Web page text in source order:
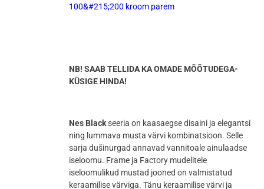
100&#215;200 kroom parem
NB! SAAB TELLIDA KA OMADE MÕÕTUDEGA-
KÜSIGE HINDA!
Nes Blackseeria on kaasaegse disaini ja elegantsi
ning lummava musta värvi kombinatsioon. Selle
sarja dušinurgad annavad vannitoale ainulaadse
iseloomu. Frame ja Factory mudelitele
iseloomulikud mustad jooned on valmistatud
keraamilise värviga. Tänu keraamilise värvi ja